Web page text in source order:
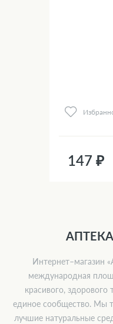
147 ₽
Интернет–магазин
международная
красивого, здорового
единое сообщество. Мы
лучшие натуральные